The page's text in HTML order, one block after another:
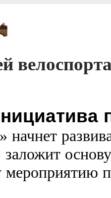
начнет